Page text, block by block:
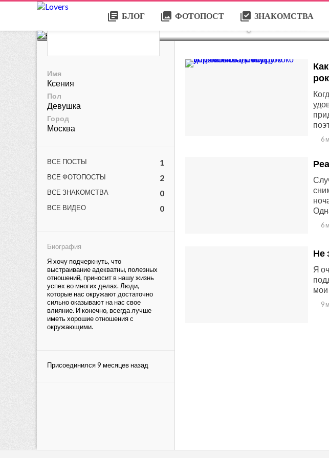
library_books БЛОГ collections ФОТОПОСТ library_add_check ЗНАКОМСТВА
Ксения Красотка
Имя
Ксения
Пол
Девушка
Город
Москва
ВСЕ ПОСТЫ 1
ВСЕ ФОТОПОСТЫ 2
ВСЕ ЗНАКОМСТВА 0
ВСЕ ВИДЕО 0
Биография
Я хочу подчеркнуть, что
выстраивание адекватны, полезных
отношений, приносит в нашу жизнь
успех во многих делах. Люди,
которые нас окружают достаточно
сильно оказывают на нас свое
влияние. И конечно, всегда лучше
иметь хорошие отношения с
окружающими.
Присоединился 9 месяцев назад
6
6
Не
Я
мои
9